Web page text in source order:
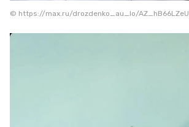
© https://max.ru/drozdenko_au_lo/AZ_hB66LZeU